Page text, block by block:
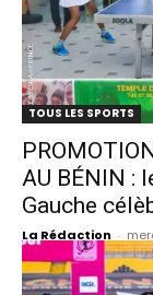
TOUS LES SPORTS
AU BÉNIN :
Gauche
La Rédaction -